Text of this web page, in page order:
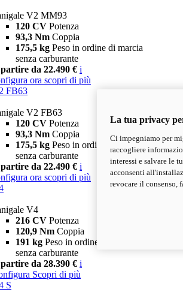
V2 MM93
120 CV Potenza
93,3 Nm Coppia
175,5 kg Peso in ordine di marcia
senza carburante
da 22.490 € i
ora scopri di più
FB63
V2 FB63
120 CV Potenza
93,3 Nm Coppia
175,5 kg Peso in ordine di marcia
senza carburante
da 22.490 € i
ora scopri di più
V4
216 CV Potenza
120,9 Nm Coppia
191 kg Peso in ordine di marcia
senza carburante
da 28.390 € i
Scopri di più
S
La tua privacy
Ci impegniamo per
raccogliere
interessi e salvare le
acconsenti
revocare il consenso,